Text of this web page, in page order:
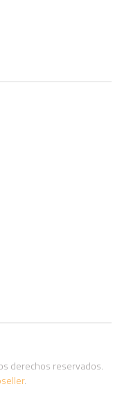
derechos reservados.
.